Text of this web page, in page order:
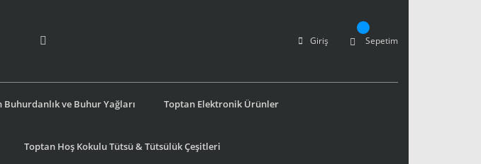
Giriş Sepetim
Buhurdanlık ve Buhur Yağları Toptan Elektronik Ürünler
Toptan Hoş Kokulu Tütsü & Tütsülük Çeşitleri